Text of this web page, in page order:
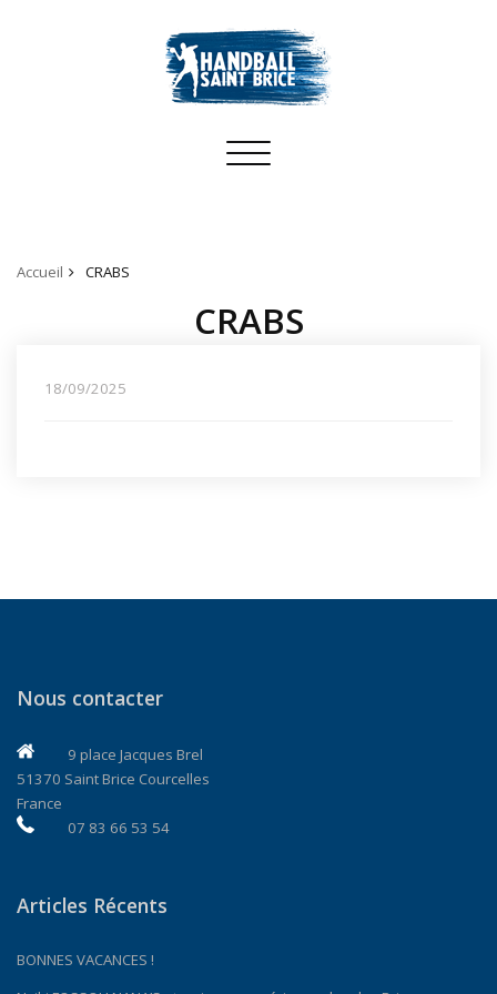
Toggle
Accueil CRABS
CRABS
18/09/2025
Nous contacter
9 place Jacques Brel
51370 Saint Brice Courcelles
France
07 83 66 53 54
Articles Récents
BONNES VACANCES !